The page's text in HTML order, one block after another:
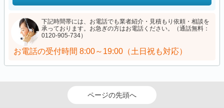
下記時間帯には、お電話でも業者紹介・見積もり依頼・相談を
承っております。お急ぎの方はお電話ください。（通話無料：
0120-905-734）
お電話の受付時間 8:00～19:00（土日祝も対応）
ページの先頭へ